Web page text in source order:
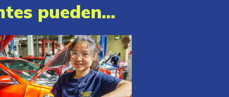
pueden...